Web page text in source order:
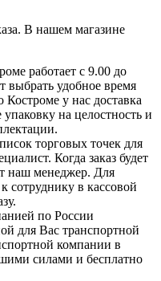
В нашем магазине
работает с 9.00 до
выбрать удобное время
Костроме у нас доставка
на целостность и
торговых точек для
Когда заказ будет
наш менеджер. Для
сотруднику в кассовой
по России
для Вас транспортной
компании в
силами и бесплатно